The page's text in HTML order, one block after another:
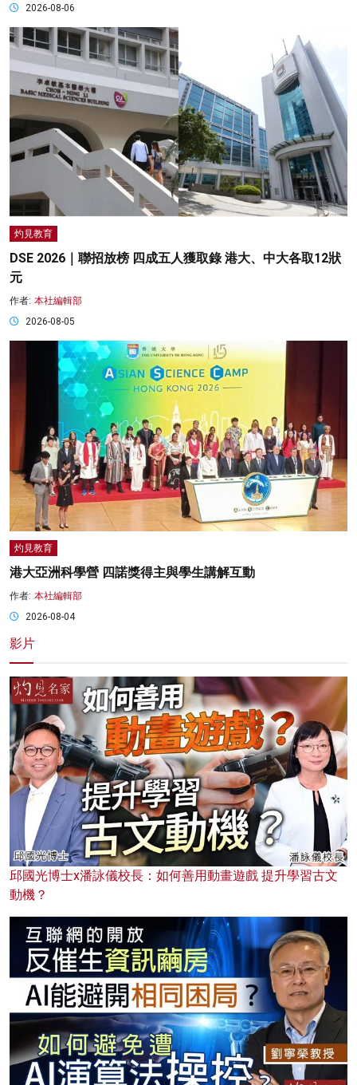
2026-08-06
灼見教育
DSE 2026｜聯招放榜 四成五人獲取錄 港大、中大各取12狀
元
作者: 本社編輯部
2026-08-05
灼見教育
港大亞洲科學營 四諾獎得主與學生講解互動
作者: 本社編輯部
2026-08-04
影片
邱國光博士x潘詠儀校長：如何善用動畫遊戲 提升學習古文
動機？